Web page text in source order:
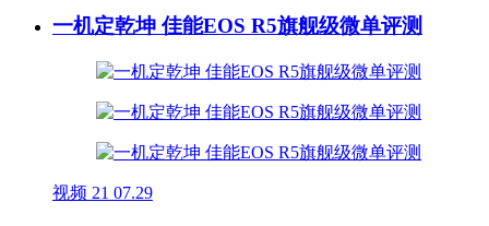
一机定乾坤 佳能EOS R5旗舰级微单评测
视频 21 07.29